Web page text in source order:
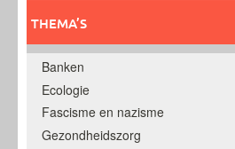
THEMA’S
Banken
Ecologie
Fascisme en nazisme
Gezondheidszorg